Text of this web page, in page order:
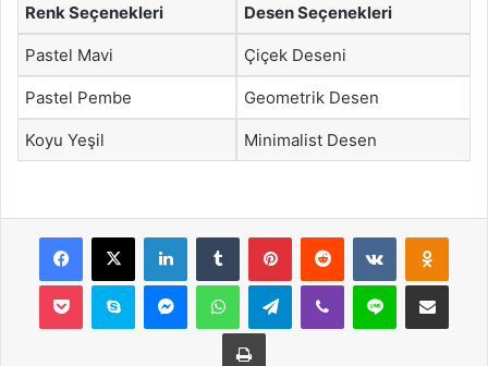
Renk Seçenekleri Desen Seçenekleri
Pastel Mavi Çiçek Deseni
Pastel Pembe Geometrik Desen
Koyu Yeşil Minimalist Desen
Facebook
X LinkedInTumblr PinterestReddit VKontakte
Pocket Skype MessengerWhatsAppTelegramViber Line E-Posta ile
Yazdır